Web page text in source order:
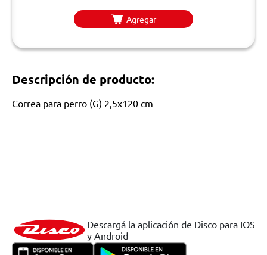
Agregar
Descripción de producto:
Correa para perro (G) 2,5x120 cm
Descargá la aplicación de Disco para IOS
y Android